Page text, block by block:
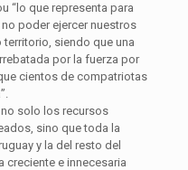
“lo que representa para
poder ejercer nuestros
siendo que una
por la fuerza por
cientos de compatriotas
solo los recursos
sino que toda la
y la del resto del
creciente e innecesaria